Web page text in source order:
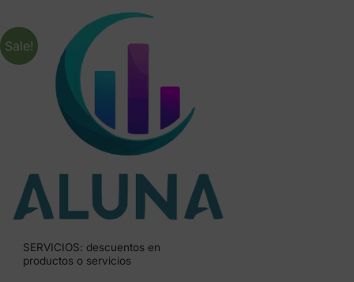
Sale!
SERVICIOS: descuentos en
productos o servicios